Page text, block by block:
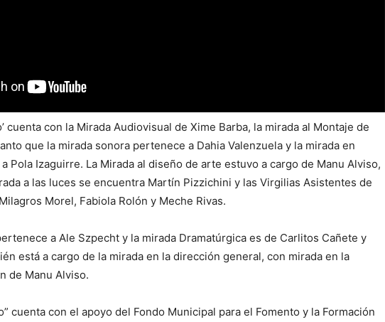
cuenta con la Mirada Audiovisual de Xime Barba, la mirada al Montaje de
que la mirada sonora pertenece a Dahia Valenzuela y la mirada en
Pola Izaguirre. La Mirada al diseño de arte estuvo a cargo de Manu Alviso,
a las luces se encuentra Martín Pizzichini y las Virgilias Asistentes de
Morel, Fabiola Rolón y Meche Rivas.
a Ale Szpecht y la mirada Dramatúrgica es de Carlitos Cañete y
está a cargo de la mirada en la dirección general, con mirada en la
de Manu Alviso.
cuenta con el apoyo del Fondo Municipal para el Fomento y la Formación